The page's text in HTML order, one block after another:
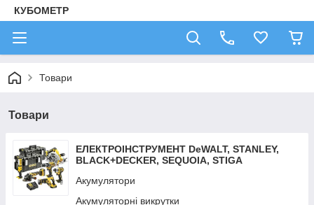
КУБОМЕТР
Товари
Товари
ЕЛЕКТРОІНСТРУМЕНТ DeWALT, STANLEY,
BLACK+DECKER, SEQUOIA, STIGA
Акумулятори
Акумуляторні викрутки